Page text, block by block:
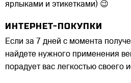
ярлыками и этикетками) 😉
ИНТЕРНЕТ-ПОКУПКИ
Если за 7 дней с момента
найдете нужного применения
порадует вас легкостью своего